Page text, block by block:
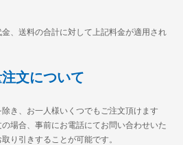
、送料の合計に対して上記料金が適用され
文について
き、お一人様いくつでもご注文頂けます
場合、事前にお電話にてお問い合わせいた
り引きすることが可能です。